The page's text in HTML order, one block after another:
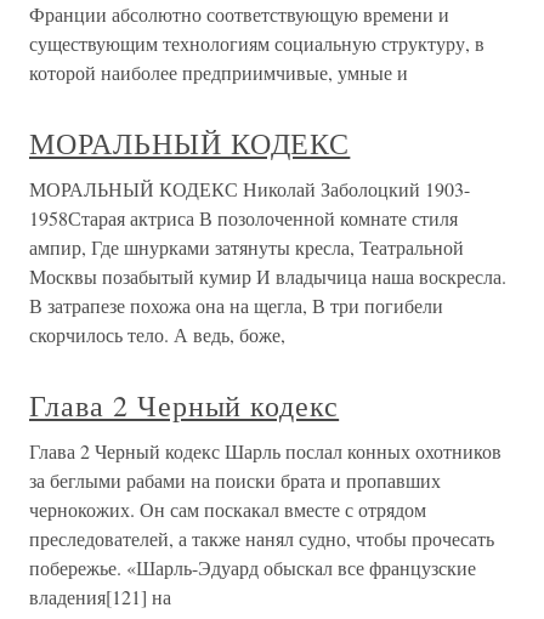
Франции абсолютно соответствующую времени и
существующим технологиям социальную структуру, в
которой наиболее предприимчивые, умные и
МОРАЛЬНЫЙ КОДЕКС
МОРАЛЬНЫЙ КОДЕКС Николай Заболоцкий 1903-
1958Старая актриса В позолоченной комнате стиля
ампир, Где шнурками затянуты кресла, Театральной
Москвы позабытый кумир И владычица наша воскресла.
В затрапезе похожа она на щегла, В три погибели
скорчилось тело. А ведь, боже,
Глава 2 Черный кодекс
Глава 2 Черный кодекс Шарль послал конных охотников
за беглыми рабами на поиски брата и пропавших
чернокожих. Он сам поскакал вместе с отрядом
преследователей, а также нанял судно, чтобы прочесать
побережье. «Шарль-Эдуард обыскал все французские
владения[121] на